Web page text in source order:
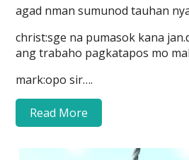
agad nman sumunod tauhan
christ:sge na pumasok kana
ang trabaho pagkatapos mo
mark:opo sir….
Read More